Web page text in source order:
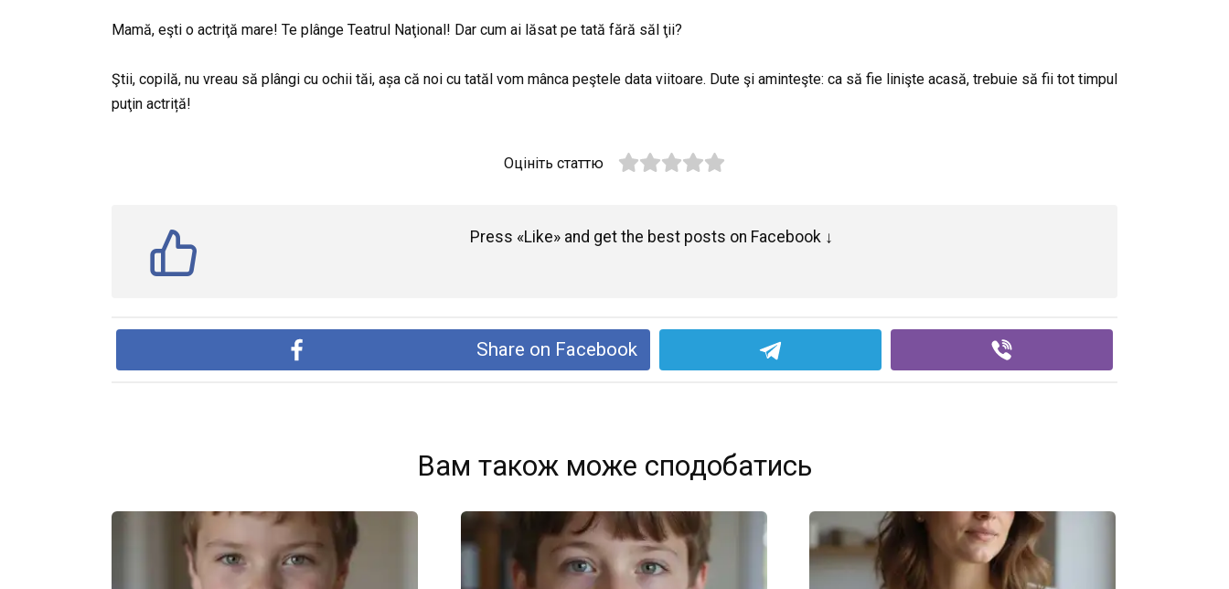
Mamă, eşti o actriţă mare! Te plânge Teatrul Naţional! Dar cum ai lăsat pe tată fără săl ţii?
Ştii, copilă, nu vreau să plângi cu ochii tăi, așa că noi cu tatăl vom mânca peştele data viitoare. Dute şi aminteşte: ca să fie linişte acasă, trebuie să fii tot timpul
puţin actriță!
Оцініть статтю
Press «Like» and get the best posts on Facebook ↓
Share on Facebook
Вам також може сподобатись